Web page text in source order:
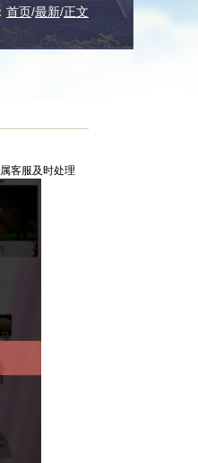
首页/最新/正文
客服及时处理